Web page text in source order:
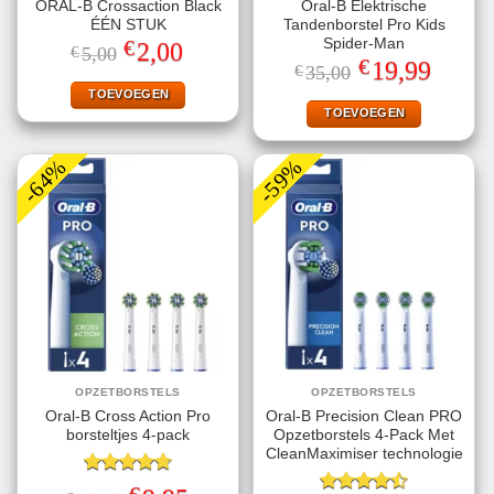
ORAL-B Crossaction Black
ÉÉN STUK
€5,00 Oorspronkelijke
prijs
was:
€5,00.
€2,00
is:
€2,00.
TOEVOEGEN
Oral-B Elektrische
Tandenborstel Pro Kids
Spider-Man
€35,00 Oorspronkelijke
prijs
was:
€35,00.
€19,99Huidige
prijs
TOEVOEGEN
-64%
OPZETBORSTELS
Oral-B Cross Action Pro
borsteltjes 4-pack
Gewaardeerd
-59%
OPZETBORSTELS
Oral-B Precision Clean PRO
Opzetborstels 4-Pack Met
CleanMaximiser technologie